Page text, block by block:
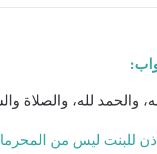
والحمد لله، والصلاة
للبنت ليس من